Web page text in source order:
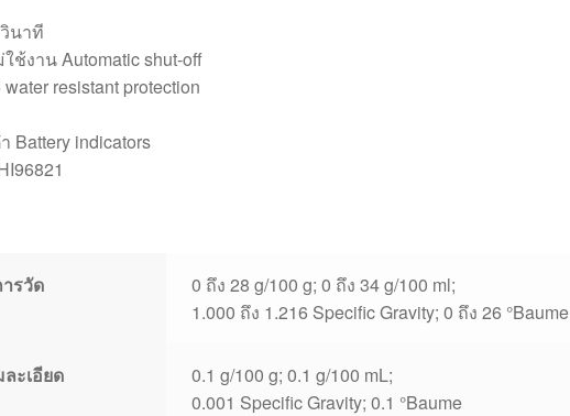
นาที
ช้งาน Automatic shut-off
resistant protection
Battery indicators
รวัด
0 ถึง 28 g/100 g; 0 ถึง 34 g/100 ml;
1.000 ถึง 1.216 Specific Gravity; 0 ถึง 26 °Baume
ะเอียด
0.1 g/100 g; 0.1 g/100 mL;
0.001 Specific Gravity; 0.1 °Baume